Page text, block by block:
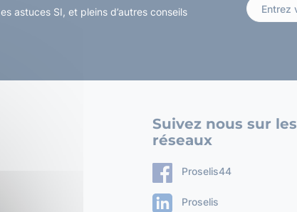
astuces SI, et pleins d’autres conseils
Suivez nous sur les
réseaux
Proselis44
Proselis